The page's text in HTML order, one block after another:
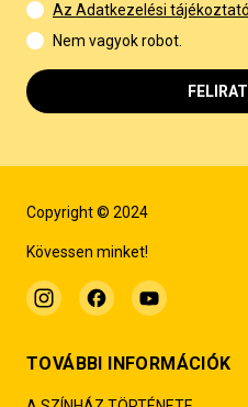
Copyright © 2024
Kövessen minket!
TOVÁBBI INFORMÁCIÓK
Az Adatkezelési
Nem vagyok robot.